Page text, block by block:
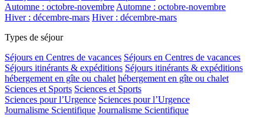
Automne : octobre-novembre Automne : octobre-novembre
Hiver : décembre-mars Hiver : décembre-mars
Types de séjour
Séjours en Centres de vacances Séjours en Centres de vacances
Séjours itinérants & expéditions Séjours itinérants & expéditions
hébergement en gîte ou chalet hébergement en gîte ou chalet
Sciences et Sports Sciences et Sports
Sciences pour l’Urgence Sciences pour l’Urgence
Journalisme Scientifique Journalisme Scientifique